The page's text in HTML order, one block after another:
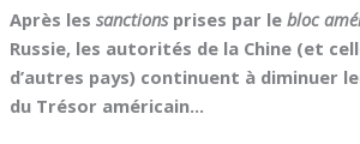
Après les sanctionsprises par le bloc
Russie, les autorités de la Chine (et
d’autres pays) continuent à diminuer
du Trésor américain…